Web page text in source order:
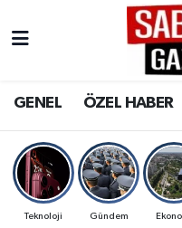
GENEL ÖZEL HABER
Teknoloji Gündem
OSMANİYE
MAGAZİN
Osmaniye
Osmaniye Trafik
Süper Lig Puan